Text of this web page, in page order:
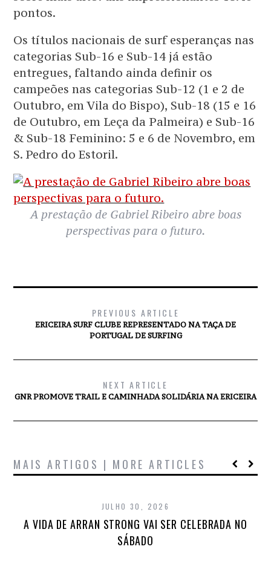
pontos.
Os títulos nacionais de surf esperanças nas
categorias Sub-16 e Sub-14 já estão
entregues, faltando ainda definir os
campeões nas categorias Sub-12 (1 e 2 de
Outubro, em Vila do Bispo), Sub-18 (15 e 16
de Outubro, em Leça da Palmeira) e Sub-16
& Sub-18 Feminino: 5 e 6 de Novembro, em
S. Pedro do Estoril.
A prestação de Gabriel Ribeiro abre boas
perspectivas para o futuro.
PREVIOUS ARTICLE
ERICEIRA SURF CLUBE REPRESENTADO NA TAÇA DE
PORTUGAL DE SURFING
NEXT ARTICLE
GNR PROMOVE TRAIL E CAMINHADA SOLIDÁRIA NA ERICEIRA
MAIS ARTIGOS | MORE ARTICLES
JULHO 30, 2026
A VIDA DE ARRAN STRONG VAI SER CELEBRADA NO
SÁBADO